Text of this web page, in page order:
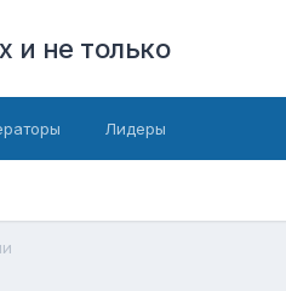
и не только
Лидеры